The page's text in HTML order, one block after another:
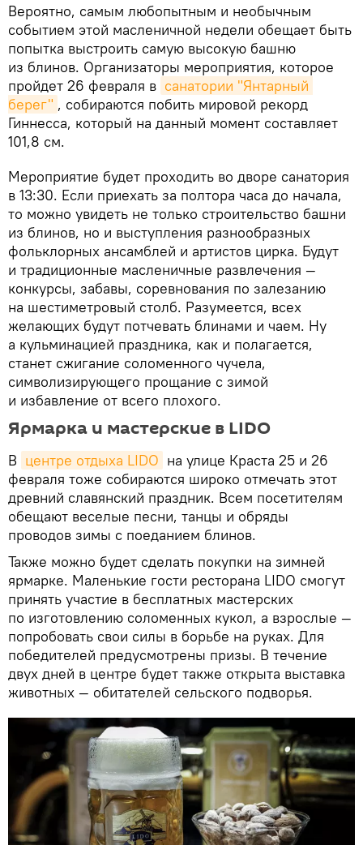
Вероятно, самым любопытным и необычным
событием этой масленичной недели обещает быть
попытка выстроить самую высокую башню
из блинов. Организаторы мероприятия, которое
пройдет 26 февраля в санатории "Янтарный
берег" , собираются побить мировой рекорд
Гиннесса, который на данный момент составляет
101,8 см.
Мероприятие будет проходить во дворе санатория
в 13:30. Если приехать за полтора часа до начала,
то можно увидеть не только строительство башни
из блинов, но и выступления разнообразных
фольклорных ансамблей и артистов цирка. Будут
и традиционные масленичные развлечения —
конкурсы, забавы, соревнования по залезанию
на шестиметровый столб. Разумеется, всех
желающих будут потчевать блинами и чаем. Ну
а кульминацией праздника, как и полагается,
станет сжигание соломенного чучела,
символизирующего прощание с зимой
и избавление от всего плохого.
Ярмарка и мастерские в LIDO
В центре отдыха LIDO на улице Краста 25 и 26
февраля тоже собираются широко отмечать этот
древний славянский праздник. Всем посетителям
обещают веселые песни, танцы и обряды
проводов зимы с поеданием блинов.
Также можно будет сделать покупки на зимней
ярмарке. Маленькие гости ресторана LIDO смогут
принять участие в бесплатных мастерских
по изготовлению соломенных кукол, а взрослые —
попробовать свои силы в борьбе на руках. Для
победителей предусмотрены призы. В течение
двух дней в центре будет также открыта выставка
животных — обитателей сельского подворья.